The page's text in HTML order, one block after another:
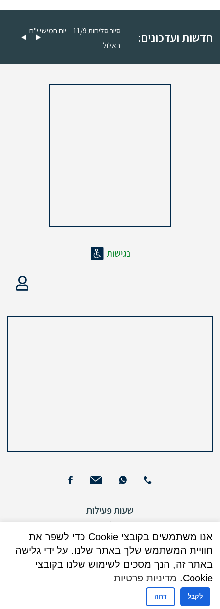
חדשות ועדכונים:
סיור סליחות 11/9 – יום חמישי י"ח
באלול
שעות פעילות
שעות פעילות מזכירות
ימים א – ה : 09:00 - 15:00
ימי שישי וערבי חג : אין קבלת קהל
לשעות פעילות מחלקת נישואין
אנו משתמשים בקובצי Cookie כדי לשפר את
חוויית המשתמש שלך באתר שלנו. על ידי גלישה
באתר זה, הנך מסכים לשימוש שלנו בקובצי
Cookie.
מדיניות פרטיות
לקבל דחה